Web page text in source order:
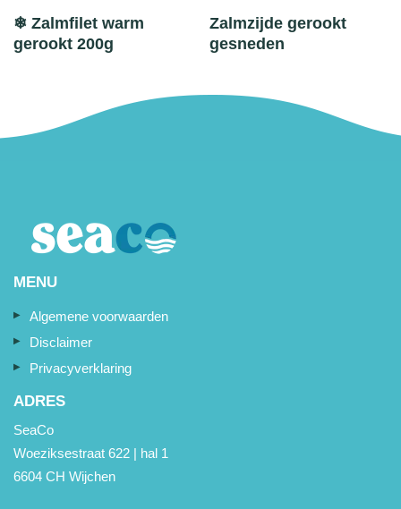
❄ Zalmfilet warm
gerookt 200g
Zalmzijde gerookt
gesneden
MENU
Algemene voorwaarden
Disclaimer
Privacyverklaring
ADRES
SeaCo
Woeziksestraat 622 | hal 1
6604 CH Wijchen